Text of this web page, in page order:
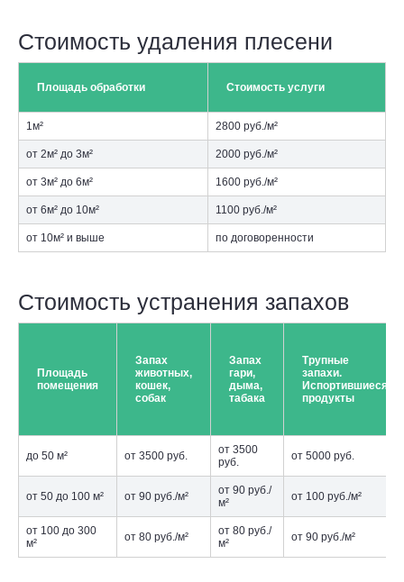
Стоимость удаления плесени
Площадь обработки Стоимость услуги
1м² 2800 руб./м²
от 2м² до 3м² 2000 руб./м²
от 3м² до 6м² 1600 руб./м²
от 6м² до 10м² 1100 руб./м²
от 10м² и выше по договоренности
Стоимость устранения запахов
Площадь
помещения
Запах
животных,
кошек,
собак
Запах
гари,
дыма,
табака
Трупные
запахи.
Испортившиеся
продукты
до 50 м² от 3500 руб.
от 3500
руб.
от 5000 руб.
от 50 до 100 м² от 90 руб./м²
от 90 руб./
м²
от 100 руб./м²
от 100 до 300
м²
от 80 руб./м²
от 80 руб./
м²
от 90 руб./м²